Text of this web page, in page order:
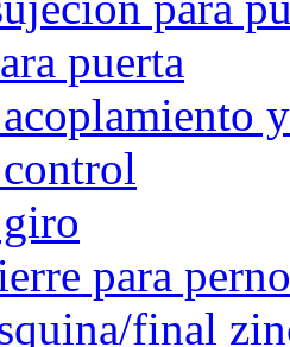
puerta
para
final